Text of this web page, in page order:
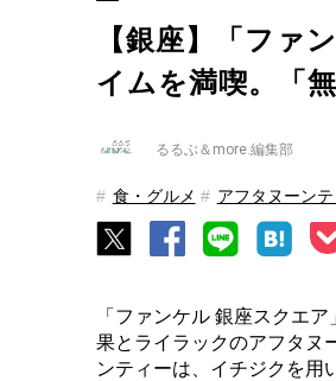
【銀座】「ファ
イムを満喫。「
るるぶ＆more.編集部
食・グルメ アフタヌーン
「ファンケル 銀座スクエ
果とライラックのアフタヌ
ンティーは、イチジクを用